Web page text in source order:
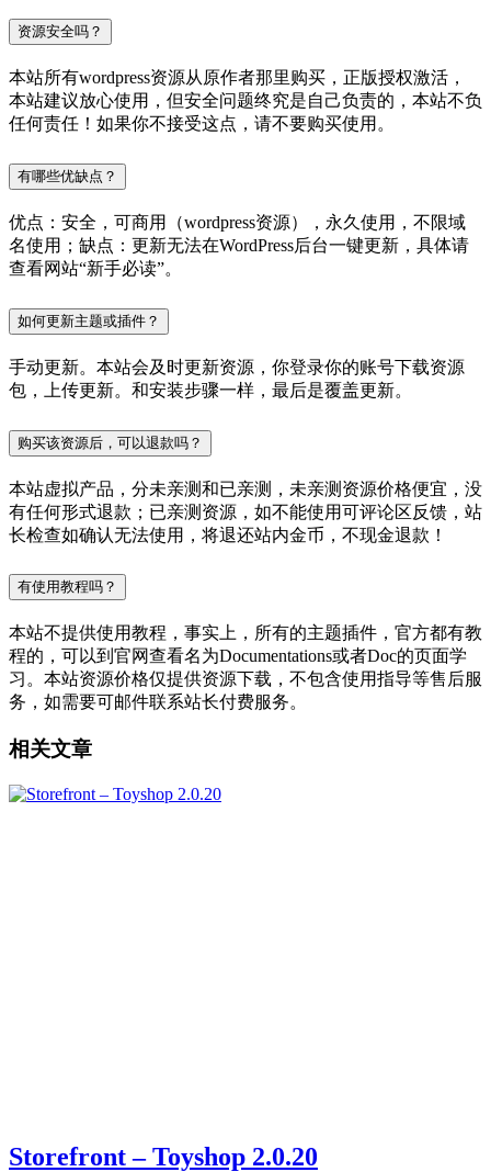
资源安全吗？
本站所有wordpress资源从原作者那里购买，正版授权激活，
本站建议放心使用，但安全问题终究是自己负责的，本站不负
任何责任！如果你不接受这点，请不要购买使用。
有哪些优缺点？
优点：安全，可商用（wordpress资源），永久使用，不限域
名使用；缺点：更新无法在WordPress后台一键更新，具体请
查看网站“新手必读”。
如何更新主题或插件？
手动更新。本站会及时更新资源，你登录你的账号下载资源
包，上传更新。和安装步骤一样，最后是覆盖更新。
购买该资源后，可以退款吗？
本站虚拟产品，分未亲测和已亲测，未亲测资源价格便宜，没
有任何形式退款；已亲测资源，如不能使用可评论区反馈，站
长检查如确认无法使用，将退还站内金币，不现金退款！
有使用教程吗？
本站不提供使用教程，事实上，所有的主题插件，官方都有教
程的，可以到官网查看名为Documentations或者Doc的页面学
习。本站资源价格仅提供资源下载，不包含使用指导等售后服
务，如需要可邮件联系站长付费服务。
相关文章
Storefront – Toyshop 2.0.20